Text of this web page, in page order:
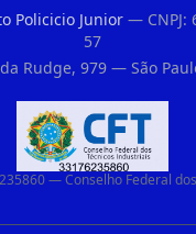
Policicio Junior— CNPJ:
57
Rudge, 979 — São
— Conselho Federal